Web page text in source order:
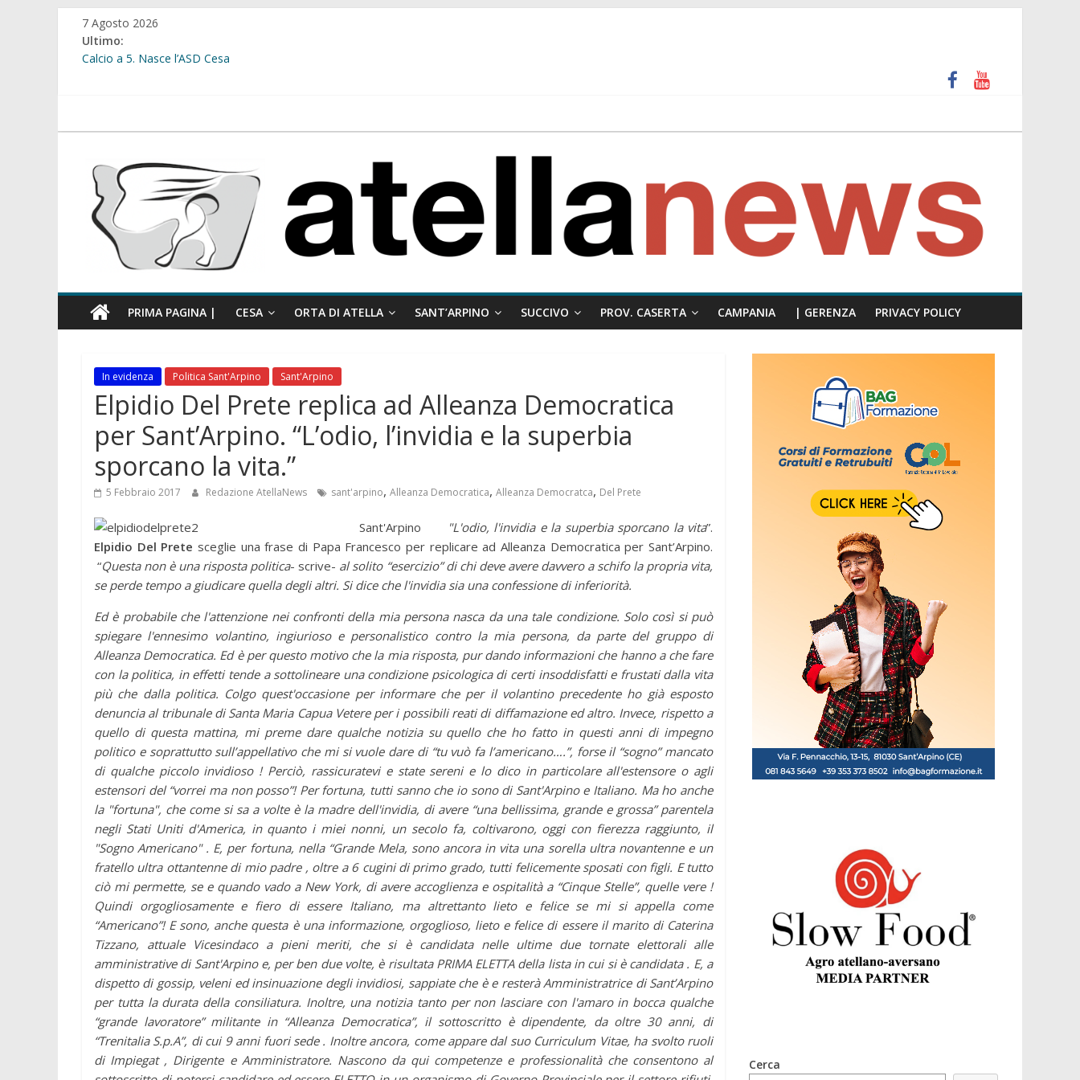
Salta
contenuto
7 Agosto 2026
Ultimo:
Calcio a 5. Nasce l’ASD Cesa
comunale”
atellanews.it
PRIMA PAGINA | CESA ORTA DI ATELLA SANT’ARPINO SUCCIVO PROV. CASERTA CAMPANIA | GERENZA PRIVACY POLICY
In evidenza Politica Sant'Arpino Sant'Arpino
Elpidio Del Prete replica ad Alleanza Democratica
per Sant’Arpino. “L’odio, l’invidia e la superbia
sporcano la vita.”
5 Febbraio 2017 Redazione AtellaNews sant'arpino, Alleanza Democratica, Alleanza Democratca, Del Prete
Sant'Arpino "L'odio, l'invidia e la superbia sporcano la vita”.
Elpidio Del Prete sceglie una frase di Papa Francesco per replicare ad Alleanza Democratica per Sant’Arpino.
“Questa non è una risposta politica- scrive- al solito “esercizio” di chi deve avere davvero a schifo la propria vita,
se perde tempo a giudicare quella degli altri. Si dice che l'invidia sia una confessione di inferiorità.
Ed è probabile che l'attenzione nei confronti della mia persona nasca da una tale condizione. Solo così si può
spiegare l'ennesimo volantino, ingiurioso e personalistico contro la mia persona, da parte del gruppo di
Alleanza Democratica. Ed è per questo motivo che la mia risposta, pur dando informazioni che hanno a che fare
con la politica, in effetti tende a sottolineare una condizione psicologica di certi insoddisfatti e frustati dalla vita
più che dalla politica. Colgo quest'occasione per informare che per il volantino precedente ho già esposto
denuncia al tribunale di Santa Maria Capua Vetere per i possibili reati di diffamazione ed altro. Invece, rispetto a
quello di questa mattina, mi preme dare qualche notizia su quello che ho fatto in questi anni di impegno
politico e soprattutto sull’appellativo che mi si vuole dare di “tu vuò fa l’americano….”, forse il “sogno” mancato
di qualche piccolo invidioso ! Perciò, rassicuratevi e state sereni e lo dico in particolare all'estensore o agli
estensori del “vorrei ma non posso”! Per fortuna, tutti sanno che io sono di Sant'Arpino e Italiano. Ma ho anche
la "fortuna", che come si sa a volte è la madre dell'invidia, di avere “una bellissima, grande e grossa” parentela
negli Stati Uniti d'America, in quanto i miei nonni, un secolo fa, coltivarono, oggi con fierezza raggiunto, il
"Sogno Americano" . E, per fortuna, nella “Grande Mela, sono ancora in vita una sorella ultra novantenne e un
fratello ultra ottantenne di mio padre , oltre a 6 cugini di primo grado, tutti felicemente sposati con figli. E tutto
ciò mi permette, se e quando vado a New York, di avere accoglienza e ospitalità a “Cinque Stelle”, quelle vere !
Quindi orgogliosamente e fiero di essere Italiano, ma altrettanto lieto e felice se mi si appella come
“Americano”! E sono, anche questa è una informazione, orgoglioso, lieto e felice di essere il marito di Caterina
Tizzano, attuale Vicesindaco a pieni meriti, che si è candidata nelle ultime due tornate elettorali alle
amministrative di Sant'Arpino e, per ben due volte, è risultata PRIMA ELETTA della lista in cui si è candidata . E, a
dispetto di gossip, veleni ed insinuazione degli invidiosi, sappiate che è e resterà Amministratrice di Sant’Arpino
per tutta la durata della consiliatura. Inoltre, una notizia tanto per non lasciare con l'amaro in bocca qualche
“grande lavoratore” militante in “Alleanza Democratica”, il sottoscritto è dipendente, da oltre 30 anni, di
“Trenitalia S.p.A”, di cui 9 anni fuori sede . Inoltre ancora, come appare dal suo Curriculum Vitae, ha svolto ruoli
di Impiegat , Dirigente e Amministratore. Nascono da qui competenze e professionalità che consentono al
Cerca